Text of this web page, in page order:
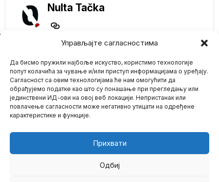
Управљајте сагласностима
Да бисмо пружили најбоље искуство, користимо технологије
попут колачића за чување и/или приступ информацијама о уређају.
Сагласност са овим технологијама ће нам омогућити да
обрађујемо податке као што су понашање при прегледању или
јединствени ИД-ови на овој веб локацији. Непристанак или
повлачење сагласности може негативно утицати на одређене
карактеристике и функције.
Прихвати
Одбиј
Nulta Tačka
Mario zna Youtube
EU poziva na prekide
borbi u Gazi kako bi
SZO vakcinisao
640.000 palestinske
dece
Ranije ovog meseca
izvestili smo da je Gaza
zabeležila svoj
Savet Evrope
„zabrinut“ zbog
turskog zakona o
dezinformacijama-
Za novinare do 3
godine zatvora